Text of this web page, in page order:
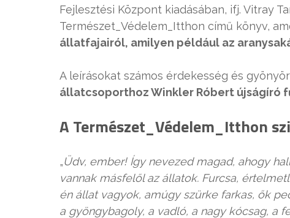
Fejlesztési Központ kiadásában, ifj. Vitray
Természet_Védelem_Itthon című könyv,
állatfajairól, amilyen például az
A leírásokat számos érdekesség és
állatcsoporthoz Winkler Róbert újságíró
A Természet_Védelem_Itthon
„Üdv, ember! Így nevezed magad, ahogy
vannak másfelől az állatok. Furcsa,
én állat vagyok, amúgy szürke farkas, ők
a gyöngybagoly, a vadló, a nagy kócsag, a